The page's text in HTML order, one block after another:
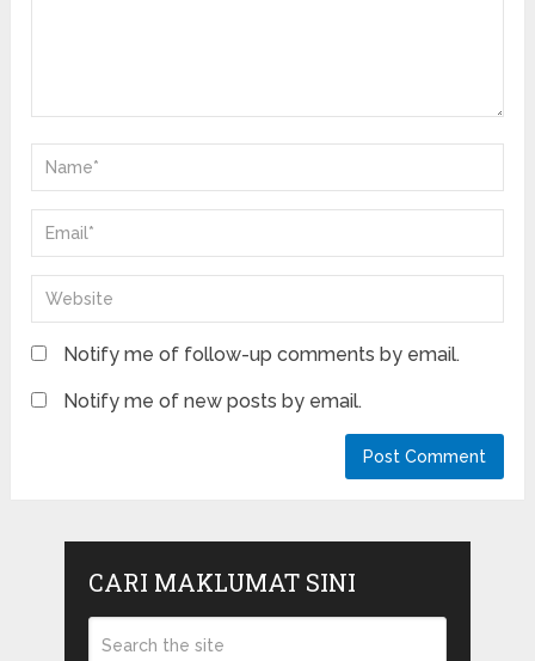
Notify me of follow-up comments by email.
Notify me of new posts by email.
CARI MAKLUMAT SINI